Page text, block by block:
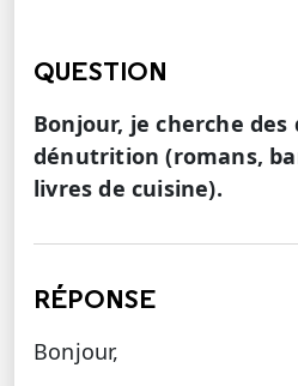
QUESTION
Bonjour, je cherche
dénutrition (romans,
livres de cuisine).
RÉPONSE
Bonjour,